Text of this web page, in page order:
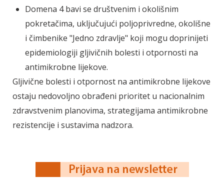
Domena 4 bavi se društvenim i okolišnim
pokretačima, uključujući poljoprivredne, okolišne
i čimbenike "Jedno zdravlje" koji mogu doprinijeti
epidemiologiji gljivičnih bolesti i otpornosti na
antimikrobne lijekove.
Gljivične bolesti i otpornost na antimikrobne lijekove
ostaju nedovoljno obrađeni prioritet u nacionalnim
zdravstvenim planovima, strategijama antimikrobne
rezistencije i sustavima nadzora.